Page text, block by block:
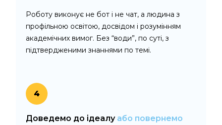
Роботу виконує не бот і не чат, а людина з
профільною освітою, досвідом і розумінням
академічних вимог. Без “води”, по суті, з
підтвердженими знаннями по темі.
4
Доведемо до ідеалу або повернемо